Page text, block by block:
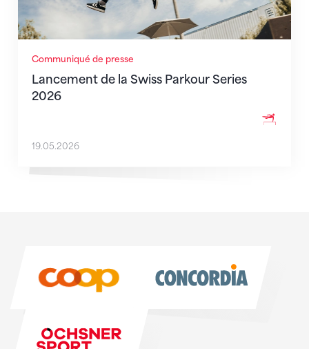
Communiqué de presse
Lancement de la Swiss Parkour Series
2026
19.05.2026